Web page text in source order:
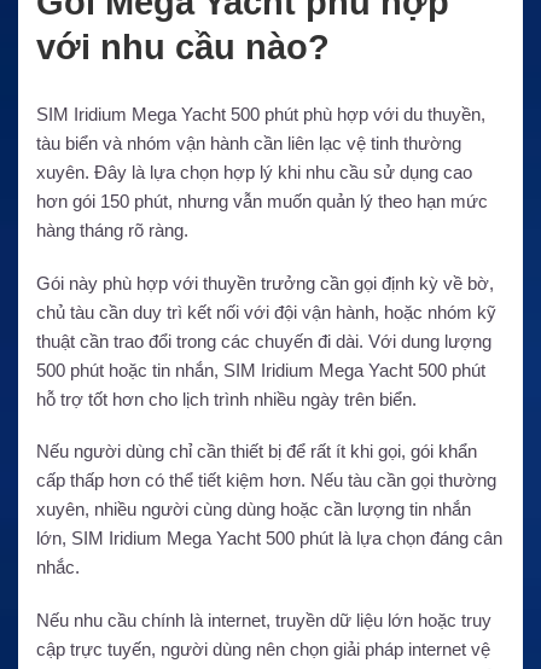
với nhu cầu nào?
SIM Iridium Mega Yacht 500 phút phù hợp với du thuyền,
tàu biển và nhóm vận hành cần liên lạc vệ tinh thường
xuyên. Đây là lựa chọn hợp lý khi nhu cầu sử dụng cao
hơn gói 150 phút, nhưng vẫn muốn quản lý theo hạn mức
hàng tháng rõ ràng.
Gói này phù hợp với thuyền trưởng cần gọi định kỳ về bờ,
chủ tàu cần duy trì kết nối với đội vận hành, hoặc nhóm kỹ
thuật cần trao đổi trong các chuyến đi dài. Với dung lượng
500 phút hoặc tin nhắn, SIM Iridium Mega Yacht 500 phút
hỗ trợ tốt hơn cho lịch trình nhiều ngày trên biển.
Nếu người dùng chỉ cần thiết bị để rất ít khi gọi, gói khẩn
cấp thấp hơn có thể tiết kiệm hơn. Nếu tàu cần gọi thường
xuyên, nhiều người cùng dùng hoặc cần lượng tin nhắn
lớn, SIM Iridium Mega Yacht 500 phút là lựa chọn đáng cân
nhắc.
Nếu nhu cầu chính là internet, truyền dữ liệu lớn hoặc truy
cập trực tuyến, người dùng nên chọn giải pháp internet vệ